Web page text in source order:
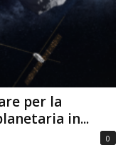
per la
in...
0